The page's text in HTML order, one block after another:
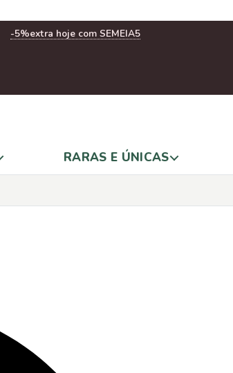
-5%extra hoje com SEMEIA5
RARAS E ÚNICAS